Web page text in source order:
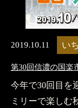
2019.10.11 い
第30回信濃の国楽
今年で30回目を
ミリーで楽しむ